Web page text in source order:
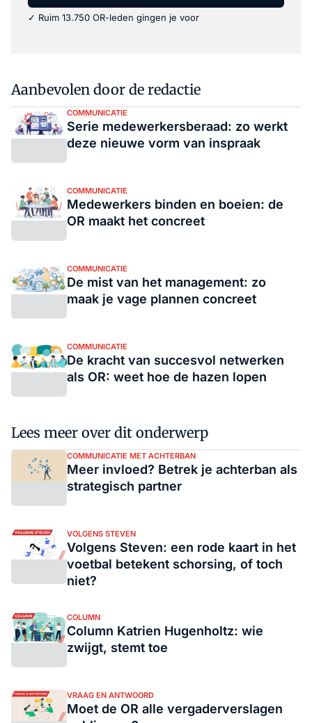
✓ Ruim 13.750 OR-leden gingen je voor
Aanbevolen door de redactie
COMMUNICATIE
Serie medewerkersberaad: zo werkt
deze nieuwe vorm van inspraak
COMMUNICATIE
Medewerkers binden en boeien: de
OR maakt het concreet
COMMUNICATIE
De mist van het management: zo
maak je vage plannen concreet
COMMUNICATIE
De kracht van succesvol netwerken
als OR: weet hoe de hazen lopen
Lees meer over dit onderwerp
COMMUNICATIE MET ACHTERBAN
Meer invloed? Betrek je achterban als
strategisch partner
VOLGENS STEVEN
Volgens Steven: een rode kaart in het
voetbal betekent schorsing, of toch
niet?
COLUMN
Column Katrien Hugenholtz: wie
zwijgt, stemt toe
VRAAG EN ANTWOORD
Moet de OR alle vergaderverslagen